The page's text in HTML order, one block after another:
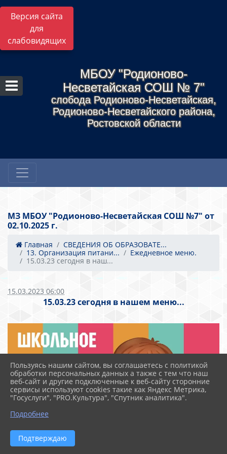
Версия сайта
для
слабовидящих
МБОУ "Родионово-
Несветайская СОШ № 7"
слобода Родионово-Несветайская,
Родионово-Несветайского района,
Ростовской области
МЗ МБОУ "Родионово-Несветайская СОШ №7" от
02.10.2025 г.
Главная
СВЕДЕНИЯ ОБ ОБРАЗОВАТЕ...
13. Организация питани...
Ежедневное меню.
15.03.23 сегодня в наш...
15.03.2023 06:00
15.03.23 сегодня в нашем меню...
Пользуясь нашим сайтом, вы соглашаетесь с политикой
обработки персональных данных а также с тем что наш
веб-сайт и другие подключенные к веб-сайту сторонние
сервисы используют cookies такие как Яндекс Метрика,
"Госуслуги", "PRO.Культура", "Спутник аналитика".
Подробнее
Подтверждаю